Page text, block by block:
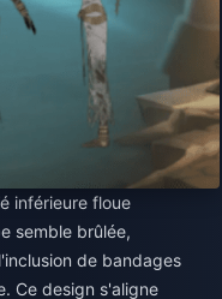
inférieure floue
semble brûlée,
de bandages
Ce design s'aligne